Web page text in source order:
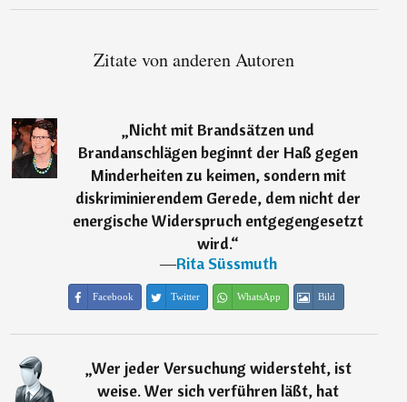
Zitate von anderen Autoren
„Nicht mit Brandsätzen und
Brandanschlägen beginnt der Haß gegen
Minderheiten zu keimen, sondern mit
diskriminierendem Gerede, dem nicht der
energische Widerspruch entgegengesetzt
wird.“
―Rita Süssmuth
Facebook Twitter WhatsApp Bild
„Wer jeder Versuchung widersteht, ist
weise. Wer sich verführen läßt, hat